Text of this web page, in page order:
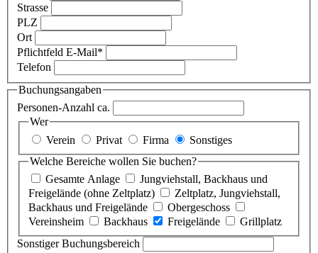
Strasse
PLZ
Ort
Pflichtfeld E-Mail*
Telefon
Buchungsangaben
Personen-Anzahl ca.
Wer
Verein
Privat Firma
Sonstiges
Welche Bereiche wollen Sie buchen?
Gesamte Anlage
Jungviehstall, Backhaus und
Freigelände (ohne Zeltplatz)
Zeltplatz, Jungviehstall,
Backhaus und Freigelände
Obergeschoss
Vereinsheim
Backhaus Freigelände
Grillplatz
Sonstiger Buchungsbereich